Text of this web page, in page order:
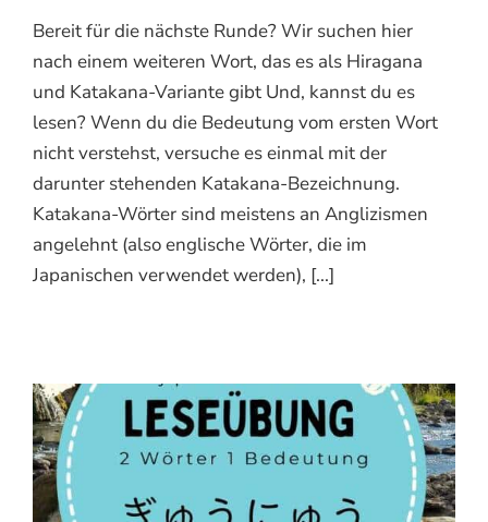
Bereit für die nächste Runde? Wir suchen hier
nach einem weiteren Wort, das es als Hiragana
und Katakana-Variante gibt Und, kannst du es
lesen? Wenn du die Bedeutung vom ersten Wort
nicht verstehst, versuche es einmal mit der
darunter stehenden Katakana-Bezeichnung.
Katakana-Wörter sind meistens an Anglizismen
angelehnt (also englische Wörter, die im
Japanischen verwendet werden), [...]